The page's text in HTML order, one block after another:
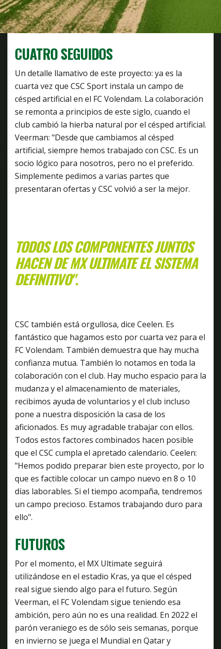
CUATRO SEGUIDOS
Un detalle llamativo de este proyecto: ya es la
cuarta vez que CSC Sport instala un campo de
césped artificial en el FC Volendam. La colaboración
se remonta a principios de este siglo, cuando el
club cambió la hierba natural por el césped artificial.
Veerman: "Desde que cambiamos al césped
artificial, siempre hemos trabajado con CSC. Es un
socio lógico para nosotros, pero no el preferido.
Simplemente pedimos a varias partes que
presentaran ofertas y CSC volvió a ser la mejor.
TODOS LOS COMPONENTES JUNTOS
HACEN DE MX ULTIMATE EL SISTEMA
DEFINITIVO".
CSC también está orgullosa, dice Ceelen. Es
fantástico que hagamos esto por cuarta vez para el
FC Volendam. También demuestra que hay mucha
confianza mutua. También lo notamos en toda la
colaboración con el club. Hay mucho espacio para la
mudanza y el almacenamiento de materiales,
recibimos ayuda de voluntarios y el club incluso
pone a nuestra disposición la casa de los
aficionados. Es muy agradable trabajar con ellos.
Todos estos factores combinados hacen posible
que el CSC cumpla el apretado calendario. Ceelen:
"Hemos podido preparar bien este proyecto, por lo
que es factible colocar un campo nuevo en 8 o 10
días laborables. Si el tiempo acompaña, tendremos
un campo precioso. Estamos trabajando duro para
ello".
FUTUROS
Por el momento, el MX Ultimate seguirá
utilizándose en el estadio Kras, ya que el césped
real sigue siendo algo para el futuro. Según
Veerman, el FC Volendam sigue teniendo esa
ambición, pero aún no es una realidad. En 2022 el
parón veraniego es de sólo seis semanas, porque
en invierno se juega el Mundial en Qatar y